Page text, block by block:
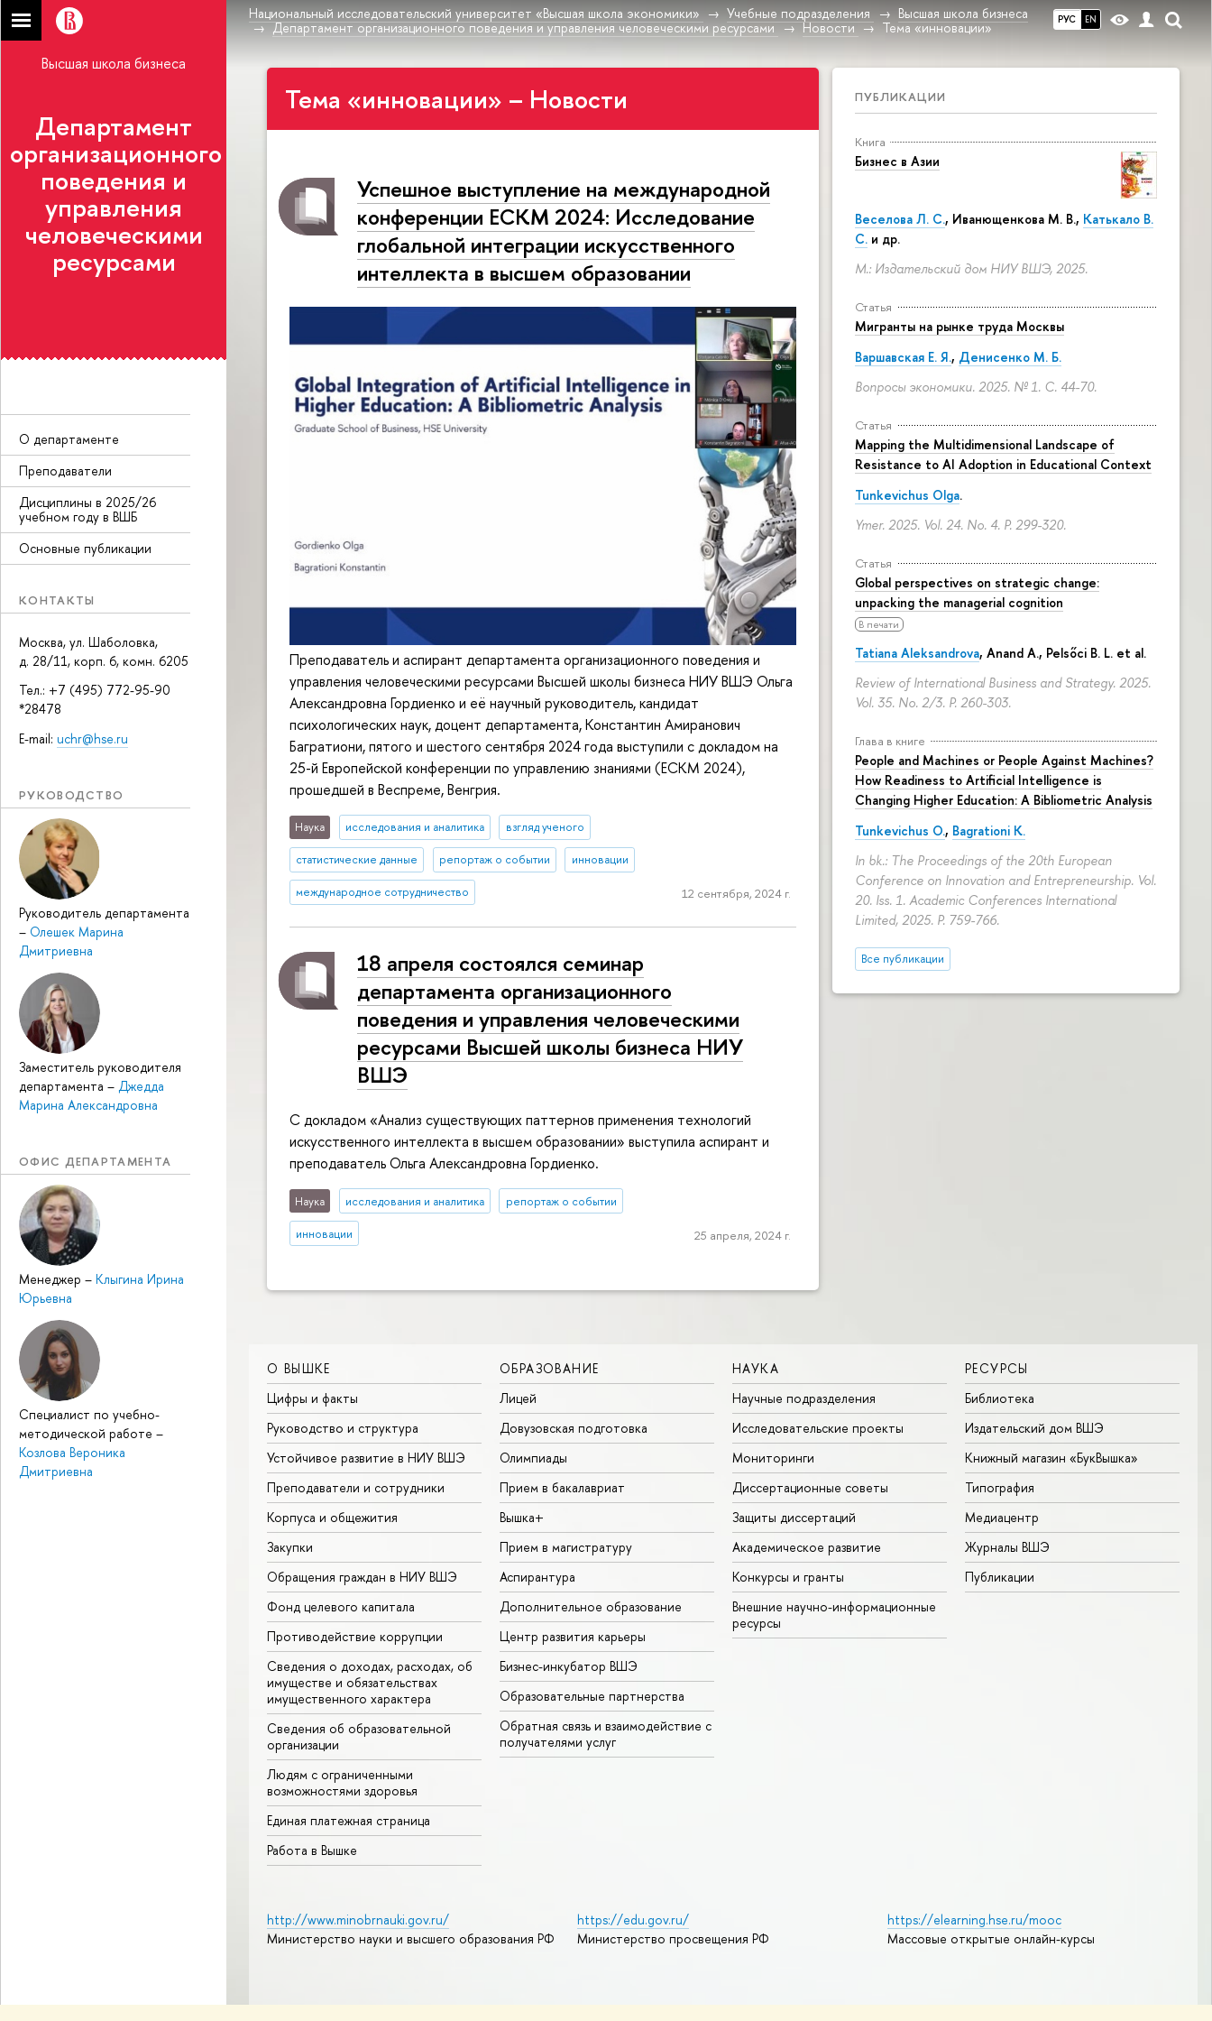
РУС EN
Национальный исследовательский университет «Высшая школа экономики» Учебные подразделения
Высшая школа бизнеса
Департамент организационного поведения и управления человеческими ресурсами
Новости Тема «инновации»
Высшая школа бизнеса
Департамент
организационного
поведения и
управления
человеческими
ресурсами
О департаменте
Преподаватели
Дисциплины в 2025/26
учебном году в ВШБ
Основные публикации
КОНТАКТЫ
Москва, ул. Шаболовка,
д. 28/11, корп. 6, комн. 6205
Тел.: +7 (495) 772-95-90
*28478
E-mail: uchr@hse.ru
РУКОВОДСТВО
Руководитель департамента
– Олешек Марина
Дмитриевна
Заместитель руководителя
департамента – Джедда
Марина Александровна
ОФИС ДЕПАРТАМЕНТА
Менеджер – Клыгина Ирина
Юрьевна
Специалист по учебно-
методической работе –
Козлова Вероника
Дмитриевна
ПУБЛИКАЦИИ
Книга
Бизнес в Азии
Веселова Л. С., Иванющенкова М. В., Катькало В.
С. и др.
М.: Издательский дом НИУ ВШЭ, 2025.
Статья
Мигранты на рынке труда Москвы
Варшавская Е. Я., Денисенко М. Б.
Вопросы экономики. 2025. № 1. С. 44-70.
Статья
Mapping the Multidimensional Landscape of
Resistance to AI Adoption in Educational Context
Tunkevichus Olga.
Ymer. 2025. Vol. 24. No. 4. P. 299-320.
Статья
Global perspectives on strategic change:
unpacking the managerial cognition
В печати
Tatiana Aleksandrova, Anand A., Pelsőci B. L. et al.
Review of International Business and Strategy. 2025.
Vol. 35. No. 2/3. P. 260-303.
Глава в книге
People and Machines or People Against Machines?
How Readiness to Artificial Intelligence is
Changing Higher Education: A Bibliometric Analysis
Tunkevichus O., Bagrationi K.
In bk.: The Proceedings of the 20th European
Conference on Innovation and Entrepreneurship. Vol.
20. Iss. 1. Academic Conferences International
Limited, 2025. P. 759-766.
Все публикации
Тема «инновации» – Новости
Успешное выступление на международной
конференции ECKM 2024: Исследование
глобальной интеграции искусственного
интеллекта в высшем образовании
Преподаватель и аспирант департамента организационного поведения и
управления человеческими ресурсами Высшей школы бизнеса НИУ ВШЭ Ольга
Александровна Гордиенко и её научный руководитель, кандидат
психологических наук, доцент департамента, Константин Амиранович
Багратиони, пятого и шестого сентября 2024 года выступили с докладом на
25-й Европейской конференции по управлению знаниями (ECKM 2024),
прошедшей в Веспреме, Венгрия.
Наука исследования и аналитика взгляд ученого
статистические данные репортаж о событии инновации
международное сотрудничество 12 сентября, 2024 г.
18 апреля состоялся семинар
департамента организационного
поведения и управления человеческими
ресурсами Высшей школы бизнеса НИУ
ВШЭ
С докладом «Анализ существующих паттернов применения технологий
искусственного интеллекта в высшем образовании» выступила аспирант и
преподаватель Ольга Александровна Гордиенко.
Наука исследования и аналитика репортаж о событии
инновации 25 апреля, 2024 г.
О ВЫШКЕ
Цифры и факты
Руководство и структура
Устойчивое развитие в НИУ ВШЭ
Преподаватели и сотрудники
Корпуса и общежития
Закупки
Обращения граждан в НИУ ВШЭ
Фонд целевого капитала
Противодействие коррупции
Сведения о доходах, расходах, об
имуществе и обязательствах
имущественного характера
Сведения об образовательной
организации
Людям с ограниченными
возможностями здоровья
Единая платежная страница
Работа в Вышке
ОБРАЗОВАНИЕ
Лицей
Довузовская подготовка
Олимпиады
Прием в бакалавриат
Вышка+
Прием в магистратуру
Аспирантура
Дополнительное образование
Центр развития карьеры
Бизнес-инкубатор ВШЭ
Образовательные партнерства
Обратная связь и взаимодействие с
получателями услуг
НАУКА
Научные подразделения
Исследовательские проекты
Мониторинги
Диссертационные советы
Защиты диссертаций
Академическое развитие
Конкурсы и гранты
Внешние научно-информационные
ресурсы
РЕСУРСЫ
Библиотека
Издательский дом ВШЭ
Книжный магазин «БукВышка»
Типография
Медиацентр
Журналы ВШЭ
Публикации
http://www.minobrnauki.gov.ru/
Министерство науки и высшего образования РФ
https://edu.gov.ru/
Министерство просвещения РФ
https://elearning.hse.ru/mooc
Массовые открытые онлайн-курсы